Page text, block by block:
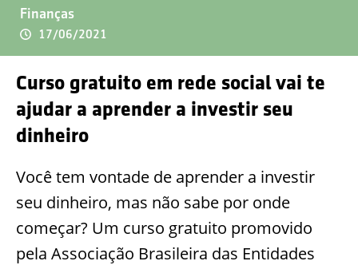
Finanças
17/06/2021
Curso gratuito em rede social vai te
ajudar a aprender a investir seu
dinheiro
Você tem vontade de aprender a investir
seu dinheiro, mas não sabe por onde
começar? Um curso gratuito promovido
pela Associação Brasileira das Entidades